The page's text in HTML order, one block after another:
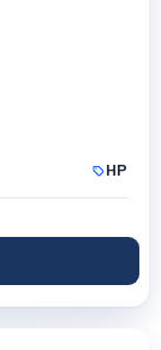
HP